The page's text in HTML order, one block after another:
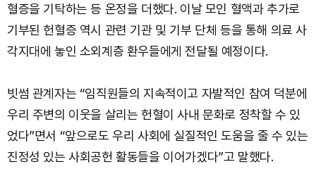
혈증을 기탁하는 등 온정을 더했다. 이날 모인 혈액과 추가로
기부된 헌혈증 역시 관련 기관 및 기부 단체 등을 통해 의료 사
각지대에 놓인 소외계층 환우들에게 전달될 예정이다.
빗썸 관계자는 “임직원들의 지속적이고 자발적인 참여 덕분에
우리 주변의 이웃을 살리는 헌혈이 사내 문화로 정착할 수 있
었다”면서 “앞으로도 우리 사회에 실질적인 도움을 줄 수 있는
진정성 있는 사회공헌 활동들을 이어가겠다”고 말했다.